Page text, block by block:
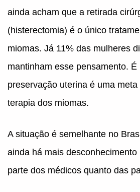
ainda acham que a retirada
(histerectomia) é o único
miomas. Já 11% das mulheres
mantinham esse pensamento.
preservação uterina é uma
terapia dos miomas.
A situação é semelhante no
ainda há mais
parte dos médicos quanto das